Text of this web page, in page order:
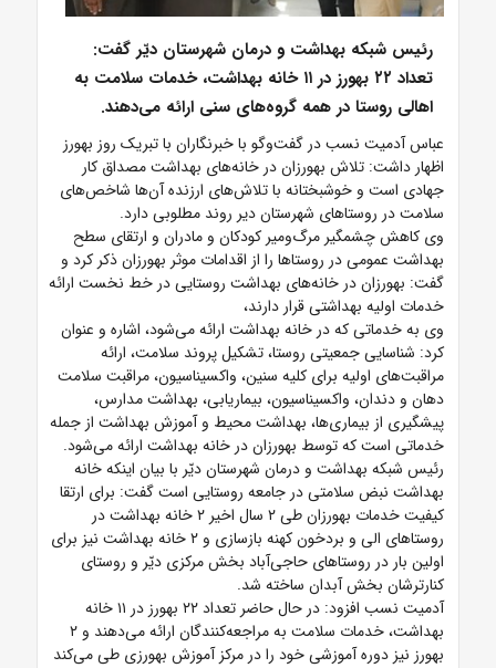
رئیس شبکه بهداشت و درمان شهرستان دیّر گفت:
تعداد ۲۲ بهورز در ۱۱ خانه بهداشت، خدمات سلامت به
اهالی روستا در همه گروه‌های سنی ارائه می‌دهند.
عباس آدمیت نسب در گفت‌وگو با خبرنگاران با تبریک روز بهورز
اظهار داشت: تلاش بهورزان در خانه‌های بهداشت مصداق کار
جهادی است و خوشبختانه با تلاش‌های ارزنده آن‌ها شاخص‌های
سلامت در روستاهای شهرستان دیر روند مطلوبی دارد.
وی کاهش چشمگیر مرگ‌ومیر کودکان و مادران و ارتقای سطح
بهداشت عمومی در روستاها را از اقدامات موثر بهورزان ذکر کرد و
گفت:‌ بهورزان در خانه‌های بهداشت روستایی در خط نخست ارائه
خدمات اولیه بهداشتی قرار دارند،
وی به خدماتی که در خانه بهداشت ارائه می‌شود، اشاره و عنوان
کرد: شناسایی جمعیتی روستا، تشکیل پروند سلامت، ارائه
مراقبت‌های اولیه برای کلیه سنین، واکسیناسیون، مراقبت سلامت
دهان و دندان، واکسیناسیون، بیماریابی، بهداشت مدارس،
پیشگیری از بیماری‌ها، بهداشت محیط و آموزش بهداشت از جمله
خدماتی است که توسط بهورزان در خانه بهداشت ارائه می‌شود.
رئیس شبکه بهداشت و درمان شهرستان دیّر با بیان اینکه خانه
بهداشت نبض سلامتی در جامعه روستایی است گفت: برای ارتقا
کیفیت خدمات بهورزان طی ۲ سال اخیر ۲ خانه بهداشت در
روستاهای الی و بردخون کهنه بازسازی و ۲ خانه بهداشت نیز برای
اولین بار در روستاهای حاجی‌آباد بخش مرکزی دیّر و روستای
کنارترشان بخش آبدان ساخته شد.
آدمیت نسب افزود: در حال حاضر تعداد ۲۲ بهورز در ۱۱ خانه
بهداشت، خدمات سلامت به مراجعه‌کنندگان ارائه می‌دهند و ۲
بهورز نیز دوره آموزشی خود را در مرکز آموزش بهورزی طی می‌کند